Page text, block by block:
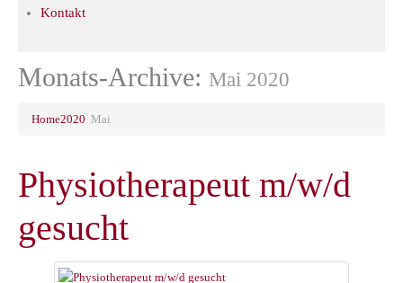
Kontakt
Monats-Archive: Mai 2020
Home2020 Mai
Physiotherapeut m/w/d
gesucht